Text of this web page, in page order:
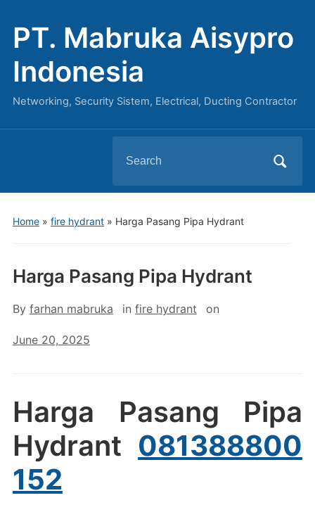
PT. Mabruka Aisypro
Indonesia
Networking, Security Sistem, Electrical, Ducting Contractor
for:
Home» fire hydrant» Harga Pasang Pipa Hydrant
Harga Pasang Pipa Hydrant
By farhan mabruka in fire hydrant on
June 20, 2025
Harga Pasang Pipa
Hydrant 081388800
152